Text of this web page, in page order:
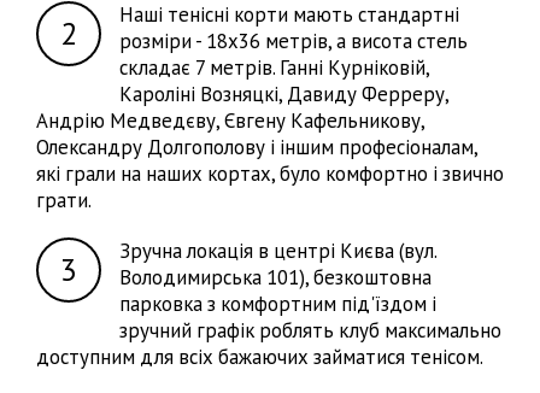
Наші тенісні корти мають стандартні
розміри - 18х36 метрів, а висота стель
складає 7 метрів. Ганні Курніковій,
Кароліні Возняцкі, Давиду Ферреру,
Андрію Медведєву, Євгену Кафельникову,
Олександру Долгополову і іншим професіоналам,
які грали на наших кортах, було комфортно і звично
грати.
Зручна локація в центрі Києва (вул.
Володимирська 101), безкоштовна
парковка з комфортним під'їздом і
зручний графік роблять клуб максимально
доступним для всіх бажаючих займатися тенісом.